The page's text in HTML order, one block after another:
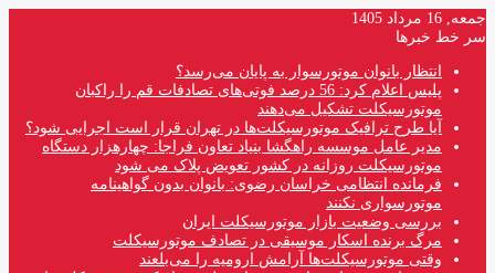
جمعه, 16 مرداد 1405
سر خط خبرها
انتظار بانوان موتورسوار به پایان می‌رسد؟
پلیس اعلام کرد: 56 درصد فوتی‌های تصادفات قم را راکبان
موتورسیکلت تشکیل می‌دهند
آیا طرح ترافیک موتورسیکلت‌ها در تهران قرار است اجرایی شود؟
مدیر عامل موسسه راهگشا بنیاد تعاون فراجا: چهارهزار دستگاه
موتورسیکلت روزانه در کشور تعویض پلاک می شود
فرمانده انتظامی خراسان رضوی: بانوان بدون گواهینامه
موتورسواری نکنند
بررسی وضعیت بازار موتورسیکلت ایران
مرگ برنده اسکار موسیقی در تصادف موتورسیکلت
وقتی موتورسیکلت‌ها آرامش ارومیه را می‌بلعند